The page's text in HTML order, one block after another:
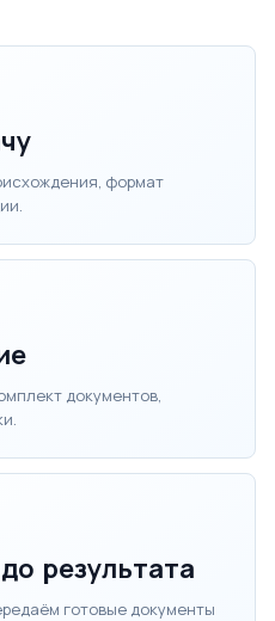
формат
документов,
результата
готовые документы